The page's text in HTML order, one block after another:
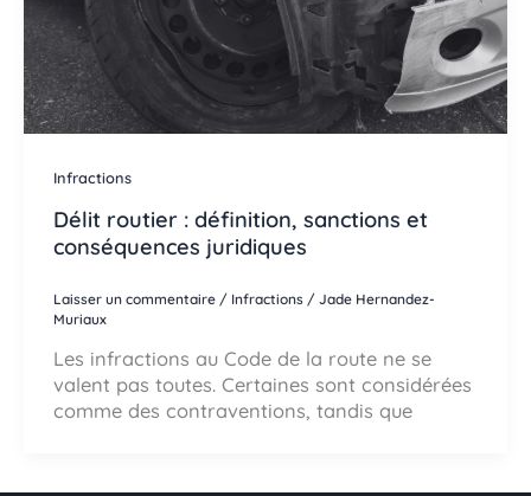
Infractions
Délit routier : définition, sanctions et
conséquences juridiques
Laisser un commentaire / Infractions/ Jade Hernandez-
Muriaux
Les infractions au Code de la route ne se
valent pas toutes. Certaines sont considérées
comme des contraventions, tandis que